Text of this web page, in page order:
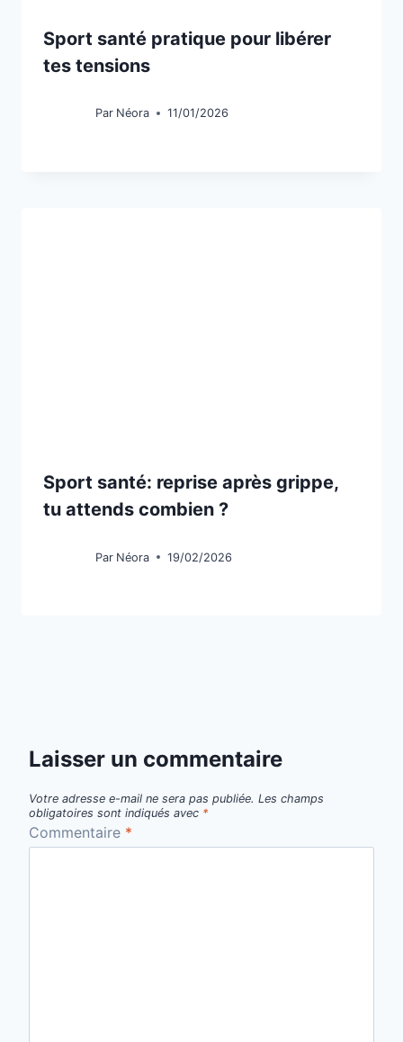
Sport santé pratique pour libérer
tes tensions
Par Néora 11/01/2026
Sport santé: reprise après grippe,
tu attends combien ?
Par Néora 19/02/2026
Laisser un commentaire
Votre adresse e-mail ne sera pas publiée. Les champs
obligatoires sont indiqués avec *
Commentaire *